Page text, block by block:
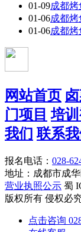
01-09成都
01-06成都
01-06成都烤
网站首页
门项目 培
我们 联系我
报名电话： 028-
地址：成都市成
营业执照公示 蜀
版权所有 侵权必
点击咨询